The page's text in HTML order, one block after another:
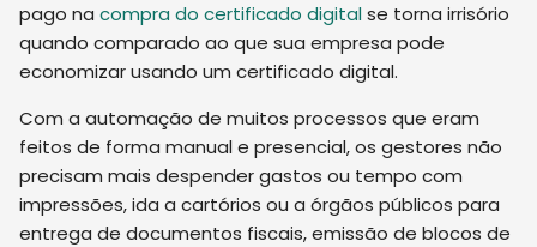
pago na compra do certificado digitalse torna irrisório
quando comparado ao que sua empresa pode
economizar usando um certificado digital.
Com a automação de muitos processos que eram
feitos de forma manual e presencial, os gestores não
precisam mais despender gastos ou tempo com
impressões, ida a cartórios ou a órgãos públicos para
entrega de documentos fiscais, emissão de blocos de